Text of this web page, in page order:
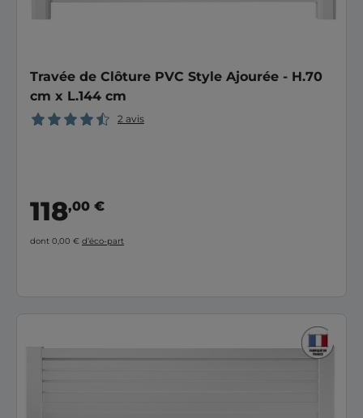
Travée de Clôture PVC Style Ajourée - H.70
cm x L.144 cm
2 avis
118,00 €
dont 0,00 € d’éco-part